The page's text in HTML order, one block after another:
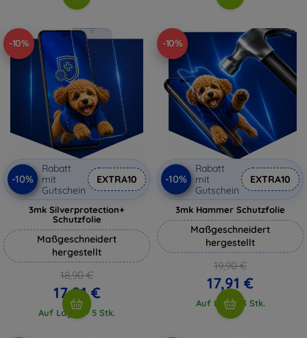
-10%
-10%
Rabatt
mit
Gutschein
EXTRA10
3mk Silverprotection+
Schutzfolie
Maßgeschneidert
hergestellt
18,90 €
17,01 €
Auf Lager > 5 Stk.
-10%
-10%
Rabatt
mit
Gutschein
EXTRA10
3mk Hammer Schutzfolie
Maßgeschneidert
hergestellt
19,90 €
17,91 €
Auf Lager 3 Stk.